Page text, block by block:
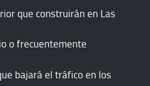
que construirán en Las
o frecuentemente
bajará el tráfico en los